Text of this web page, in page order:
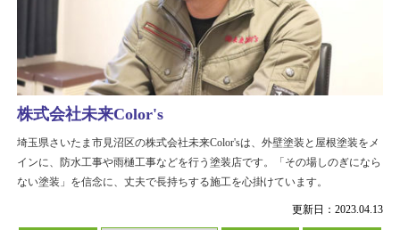
更新日：2023.04.13
株式会社未来Color's
埼玉県さいたま市見沼区の株式会社未来Color'sは、外壁塗装と屋根塗装をメ
インに、防水工事や雨樋工事などを行う塗装店です。「その場しのぎになら
ない塗装」を信念に、丈夫で長持ちする施工を心掛けています。